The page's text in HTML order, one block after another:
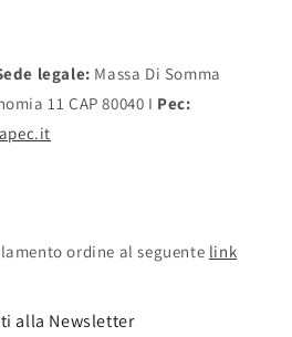
legale: Massa Di Somma
11 CAP 80040 I Pec:
ordine al seguente link
alla Newsletter